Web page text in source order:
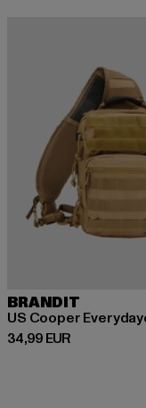
BRANDIT
US Cooper
34,99 EUR
Derzeitiger Preis: